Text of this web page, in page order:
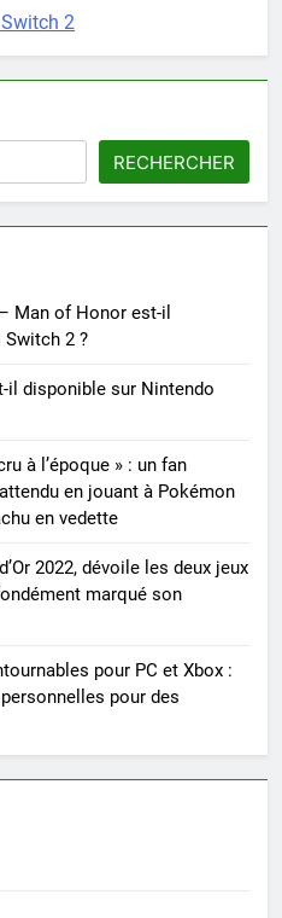
2
RECHERCHER
Man of Honor est-il
2 ?
il disponible sur Nintendo
à l’époque » : un fan
en jouant à Pokémon
en vedette
2022, dévoile les deux jeux
marqué son
pour PC et Xbox :
pour des